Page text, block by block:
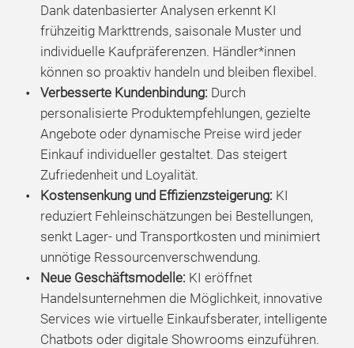
Dank datenbasierter Analysen erkennt KI
frühzeitig Markttrends, saisonale Muster und
individuelle Kaufpräferenzen. Händler*innen
können so proaktiv handeln und bleiben flexibel.
Verbesserte Kundenbindung: Durch
personalisierte Produktempfehlungen, gezielte
Angebote oder dynamische Preise wird jeder
Einkauf individueller gestaltet. Das steigert
Zufriedenheit und Loyalität.
Kostensenkung und Effizienzsteigerung: KI
reduziert Fehleinschätzungen bei Bestellungen,
senkt Lager- und Transportkosten und minimiert
unnötige Ressourcenverschwendung.
Neue Geschäftsmodelle: KI eröffnet
Handelsunternehmen die Möglichkeit, innovative
Services wie virtuelle Einkaufsberater, intelligente
Chatbots oder digitale Showrooms einzuführen.